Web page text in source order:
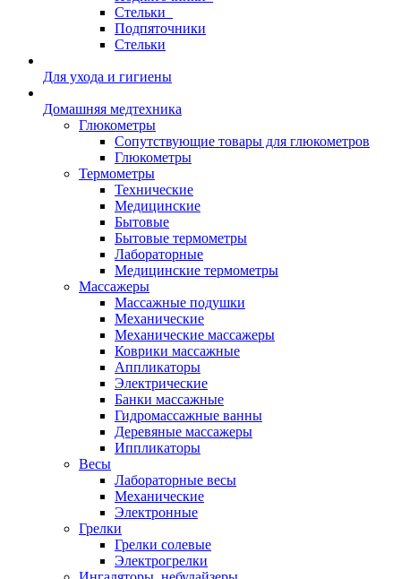
Стельки_
Подпяточники
Стельки
Для ухода и гигиены
Домашняя медтехника
Глюкометры
Сопутствующие товары для глюкометров
Глюкометры
Термометры
Технические
Медицинские
Бытовые
Бытовые термометры
Лабораторные
Медицинские термометры
Массажеры
Массажные подушки
Механические
Механические массажеры
Коврики массажные
Аппликаторы
Электрические
Банки массажные
Гидромассажные ванны
Деревяные массажеры
Иппликаторы
Весы
Лабораторные весы
Механические
Электронные
Грелки
Грелки солевые
Электрогрелки